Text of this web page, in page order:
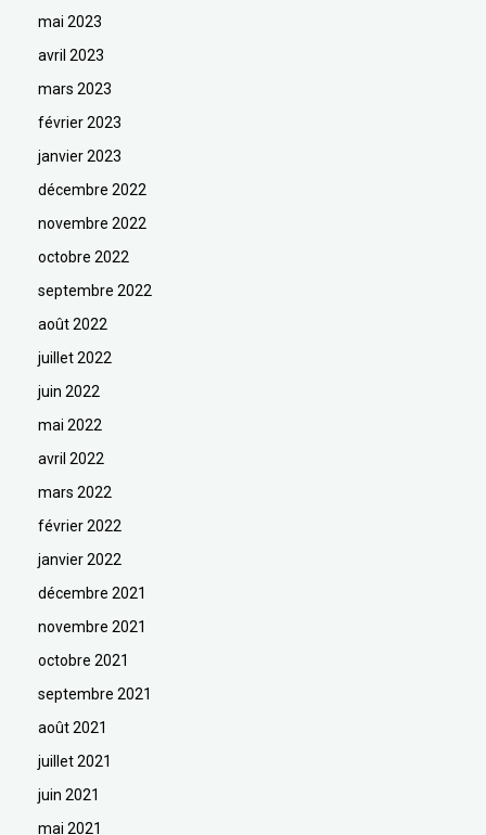
mai 2023
avril 2023
mars 2023
février 2023
janvier 2023
décembre 2022
novembre 2022
octobre 2022
septembre 2022
août 2022
juillet 2022
juin 2022
mai 2022
avril 2022
mars 2022
février 2022
janvier 2022
décembre 2021
novembre 2021
octobre 2021
septembre 2021
août 2021
juillet 2021
juin 2021
mai 2021